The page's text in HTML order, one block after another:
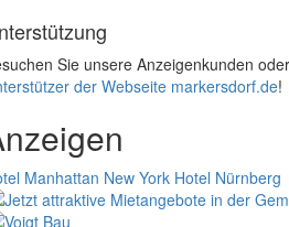
Sie unsere Anzeigenkunden
der Webseite markersdorf.de!
Manhattan New York Hotel Nürnberg